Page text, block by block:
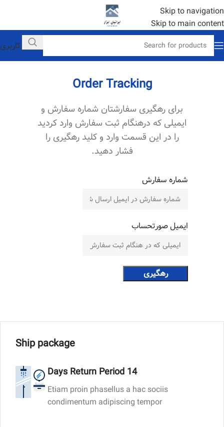
Skip to navigation
Skip to main content
حساب کاربری
Order Tracking
برای رهگیری سفارشتان شماره سفارش و
ایمیلی که درهنگام ثبت سفارش وارد کردید
را در این قسمت وارد و کلید رهگیری را
فشار دهید.
شماره سفارش
ایمیل صورتحساب
رهگیری
Ship package
14 Days Return Period
Etiam proin phasellus a hac sociis
condimentum adipiscing tempor